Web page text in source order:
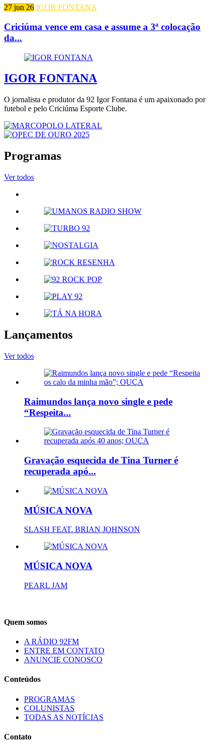
27 jun 26 IGOR FONTANA
Criciúma vence em casa e assume a 3ª colocação
da...
IGOR FONTANA
O jornalista e produtor da 92 Igor Fontana é um apaixonado por
futebol e pelo Criciúma Esporte Clube.
Programas
Ver todos
Lançamentos
Ver todos
Raimundos lança novo single e pede
“Respeita...
Gravação esquecida de Tina Turner é
recuperada apó...
MÚSICA NOVA
SLASH FEAT. BRIAN JOHNSON
MÚSICA NOVA
PEARL JAM
Quem somos
A RÁDIO 92FM
ENTRE EM CONTATO
ANUNCIE CONOSCO
Conteúdos
PROGRAMAS
COLUNISTAS
TODAS AS NOTÍCIAS
Contato